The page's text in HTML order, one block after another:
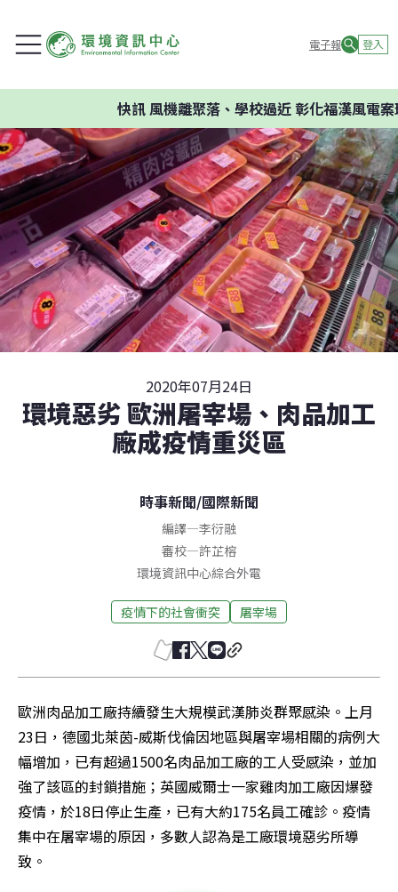
電子報 登入
快訊風機離聚落、學校過近 彰化福漢風電案環
2020年07月24日
環境惡劣 歐洲屠宰場、肉品加工
廠成疫情重災區
時事新聞/國際新聞
編譯—李衍融
審校—許芷榕
環境資訊中心綜合外電
疫情下的社會衝突 屠宰場
歐洲肉品加工廠持續發生大規模武漢肺炎群聚感染。上月
23日，德國北萊茵-威斯伐倫因地區與屠宰場相關的病例大
幅增加，已有超過1500名肉品加工廠的工人受感染，並加
強了該區的封鎖措施；英國威爾士一家雞肉加工廠因爆發
疫情，於18日停止生產，已有大約175名員工確診。疫情
集中在屠宰場的原因，多數人認為是工廠環境惡劣所導
致。